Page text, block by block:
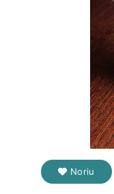
Noriu